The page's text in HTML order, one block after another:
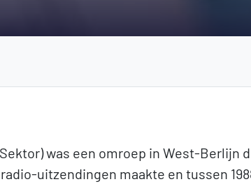
was een omroep in West-Berlijn
uitzendingen maakte en tussen